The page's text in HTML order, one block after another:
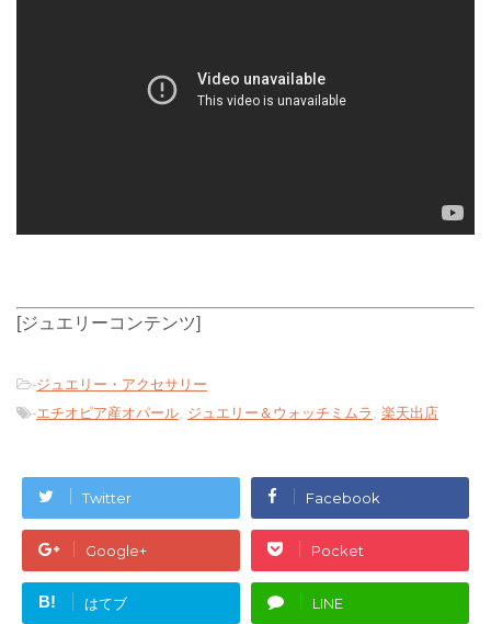
[ジュエリーコンテンツ]
-ジュエリー・アクセサリー
-エチオピア産オパール, ジュエリー＆ウォッチミムラ , 楽天出店
Twitter Facebook
Google+ Pocket
B! はてブ LINE